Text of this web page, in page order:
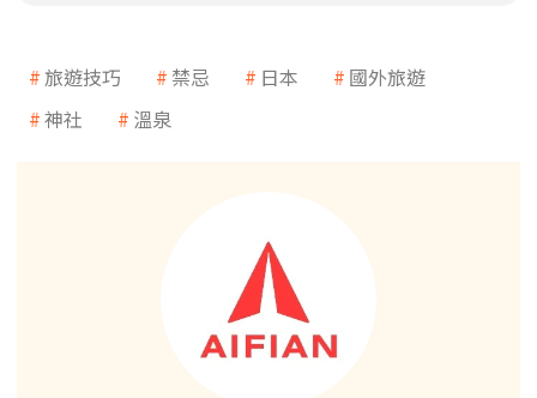
旅遊技巧 禁忌 日本
國外旅遊
神社
溫泉